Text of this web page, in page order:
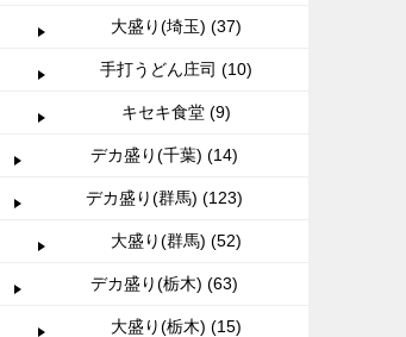
大盛り(埼玉) (37)
手打うどん庄司 (10)
キセキ食堂 (9)
デカ盛り(千葉) (14)
デカ盛り(群馬) (123)
大盛り(群馬) (52)
デカ盛り(栃木) (63)
大盛り(栃木) (15)